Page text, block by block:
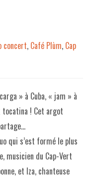
concert, Café Plùm, Cap
» à Cuba, « jam » à
tocatina ! Cet argot
qui s’est formé le plus
musicien du Cap-Vert
et Iza, chanteuse